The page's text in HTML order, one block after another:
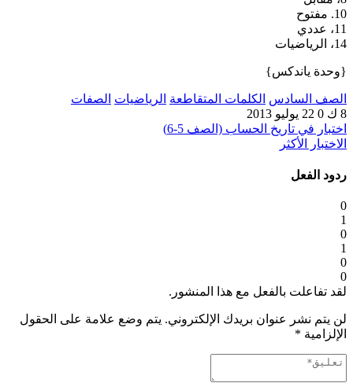
10. مفتوح
11، عددي
14، الرياضيات
{وحدة ياندكس}
الصف السادس الكلمات المتقاطعة الرياضيات الصفات
8 ك
0 22 يوليو 2013
اختبار في تاريخ الحساب (الصف 5-6)
الاختبار الأكثر
ردود الفعل
0
1
0
1
0
0
لقد تفاعلت بالفعل مع هذا المنشور.
لن يتم نشر عنوان بريدك الإلكتروني. يتم وضع علامة على الحقول
الإلزامية *